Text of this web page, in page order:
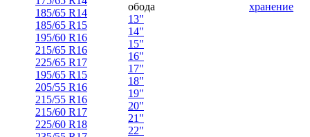
185/65 R14
185/65 R15
195/60 R16
215/65 R16
225/65 R17
195/65 R15
205/55 R16
215/55 R16
215/60 R17
225/60 R18
обода
13"
14"
15"
16"
17"
18"
19"
20"
21"
22"
хранение